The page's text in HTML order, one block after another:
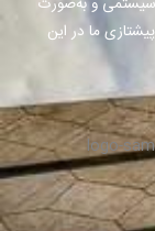
ما در این